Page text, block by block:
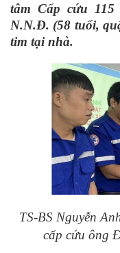
tâm Cấp cứu
N.N.Đ. (58 tuổi,
tim tại nhà.
TS-BS Nguyễn
cấp cứu ông